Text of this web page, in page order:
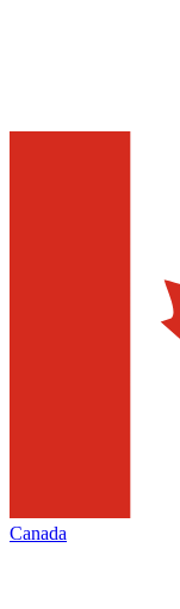
Canada